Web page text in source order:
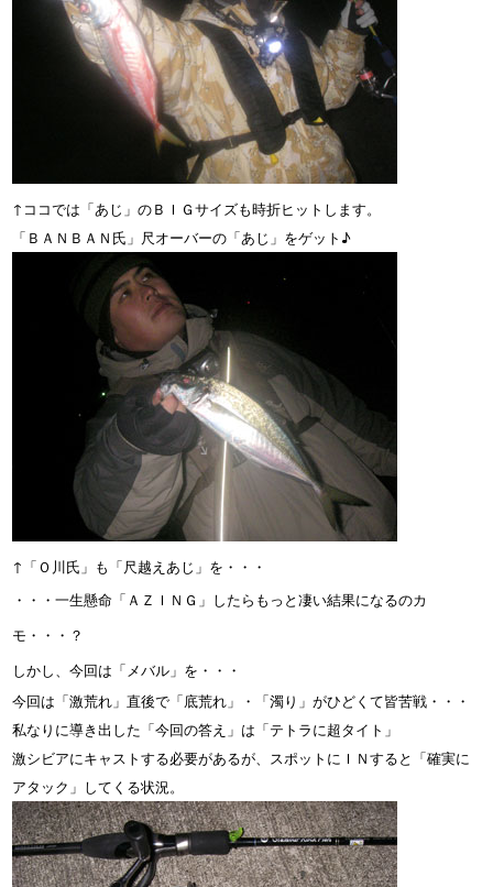
↑ココでは「あじ」のＢＩＧサイズも時折ヒットします。
「ＢＡＮＢＡＮ氏」尺オーバーの「あじ」をゲット♪
↑「Ｏ川氏」も「尺越えあじ」を・・・
・・・一生懸命「ＡＺＩＮＧ」したらもっと凄い結果になるのカ
モ・・・？
しかし、今回は「メバル」を・・・
今回は「激荒れ」直後で「底荒れ」・「濁り」がひどくて皆苦戦・・・
私なりに導き出した「今回の答え」は「テトラに超タイト」
激シビアにキャストする必要があるが、スポットにＩＮすると「確実に
アタック」してくる状況。